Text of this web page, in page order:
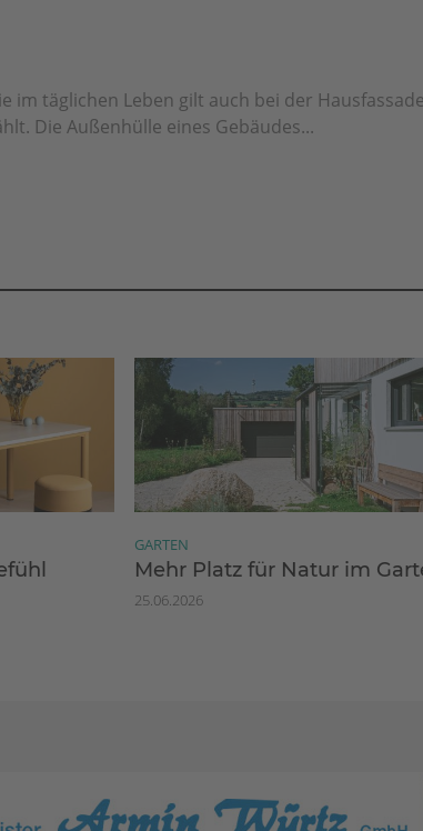
im täglichen Leben gilt auch bei der
Die Außenhülle eines Gebäudes...
GARTEN
Mehr Platz für Natur im
25.06.2026